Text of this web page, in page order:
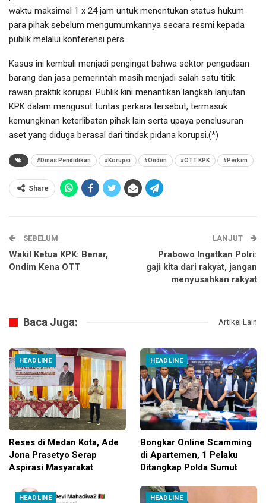
waktu maksimal 1 x 24 jam untuk menentukan status hukum
para pihak sebelum mengumumkannya secara resmi kepada
publik melalui konferensi pers.
Kasus ini kembali menjadi pengingat bahwa sektor pengadaan
barang dan jasa pemerintah masih menjadi salah satu titik
rawan praktik korupsi. Publik kini menantikan langkah lanjutan
KPK dalam mengusut tuntas perkara tersebut, termasuk
kemungkinan keterlibatan pihak lain serta upaya penelusuran
aset yang diduga berasal dari tindak pidana korupsi.(*)
#Dinas Pendidikan #Korupsi #Ondim #OTT KPK #Perkim
Share
SEBELUM
Wakil Ketua KPK: Benar,
Ondim Kena OTT
LANJUT
Prabowo Ingatkan Polri:
gaji kita dari rakyat, jangan
menyusahkan rakyat
Baca Juga: Artikel Lain
HEADLINE
Reses di Medan Kota, Ade
Jona Prasetyo Serap
Aspirasi Masyarakat
HEADLINE
Bongkar Online Scamming
di Apartemen, 1 Pelaku
Ditangkap Polda Sumut
HEADLINE HEADLINE